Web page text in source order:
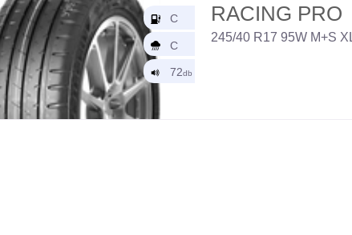
RACING PRO
245/40 R17 95W M+S